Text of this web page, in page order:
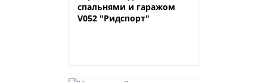
спальнями и гаражом
V052 "Ридспорт"